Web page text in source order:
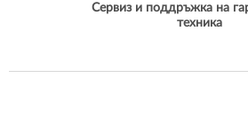
Сервиз и поддръжка на
техника